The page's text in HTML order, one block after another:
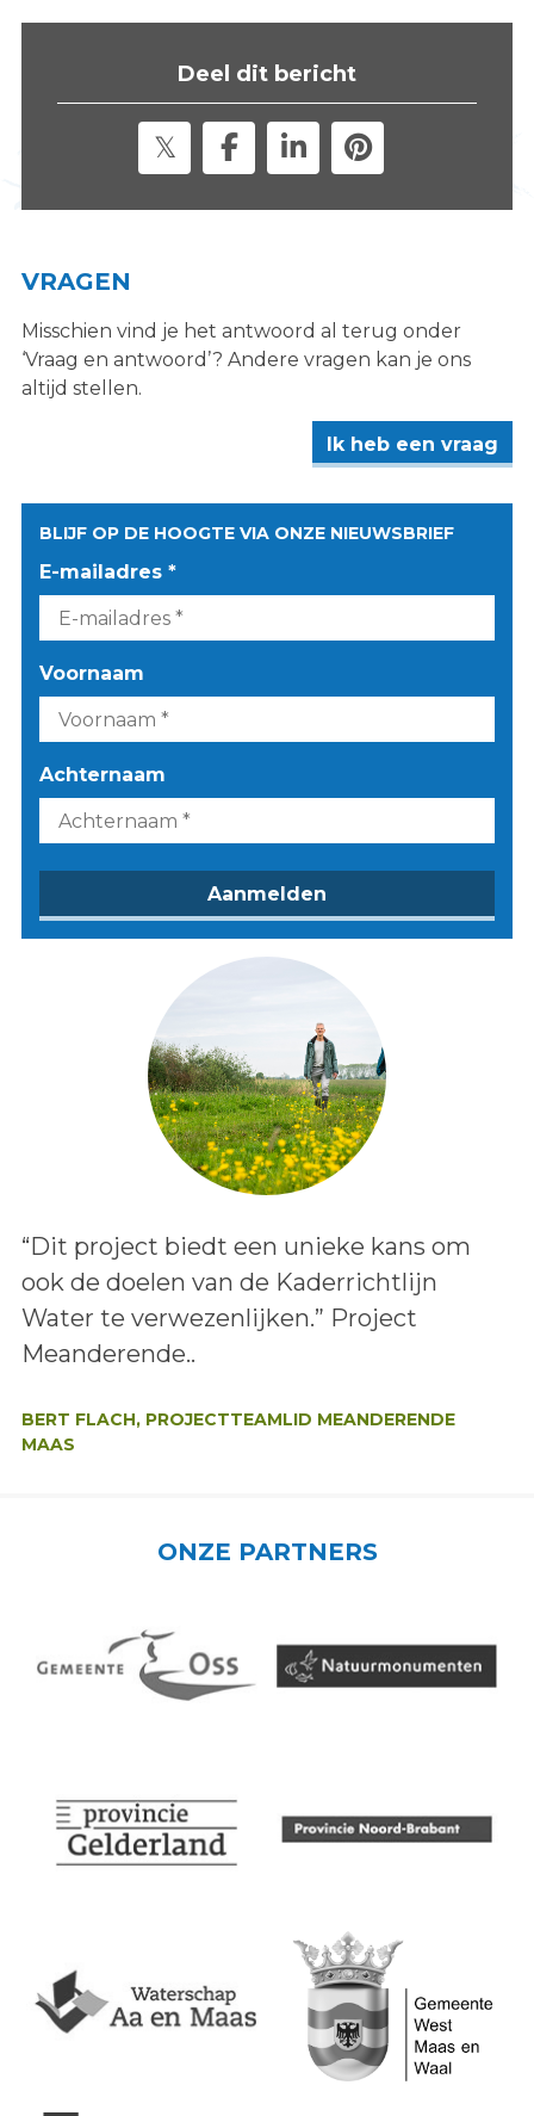
s
Deel dit bericht
VRAGEN
Misschien vind je het antwoord al terug onder
‘Vraag en antwoord’? Andere vragen kan je ons
altijd stellen.
Ik heb een vraag
BLIJF OP DE HOOGTE VIA ONZE NIEUWSBRIEF
E-mailadres *
Voornaam
Achternaam
Lees het bericht:
“Dit project biedt een unieke kans om
ook de doelen van de Kaderrichtlijn
Water te verwezenlijken.” Project
Meanderende..
BERT FLACH, PROJECTTEAMLID MEANDERENDE
MAAS
ONZE PARTNERS